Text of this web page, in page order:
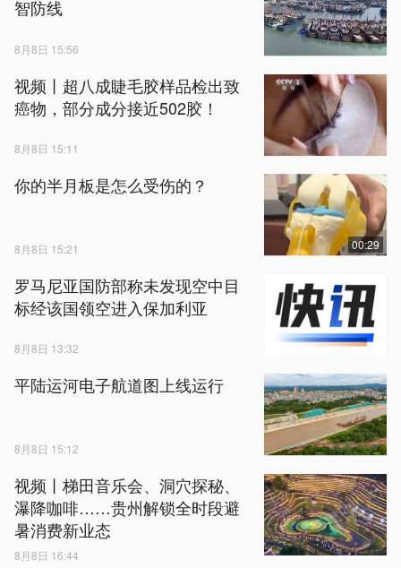
智防线
8月8日 15:56
视频丨超八成睫毛胶样品检出致
癌物，部分成分接近502胶！
8月8日 15:11
你的半月板是怎么受伤的？
8月8日 15:21 00:29
罗马尼亚国防部称未发现空中目
标经该国领空进入保加利亚
8月8日 13:32
平陆运河电子航道图上线运行
8月8日 15:12
视频丨梯田音乐会、洞穴探秘、
瀑降咖啡……贵州解锁全时段避
暑消费新业态
8月8日 16:44